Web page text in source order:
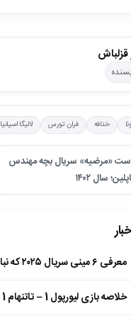
قزلباش
ختافه فران تورس لالیگا اسپانیا
«مرضیه» سریال بچه مهندس
معرفی ۶ مینی سریال ۲۰۲۵ که نباید از دست بدهید!
خلاصه بازی لیورپول 1 – تاتنهام 1 (لیگ برتر انگلیس)